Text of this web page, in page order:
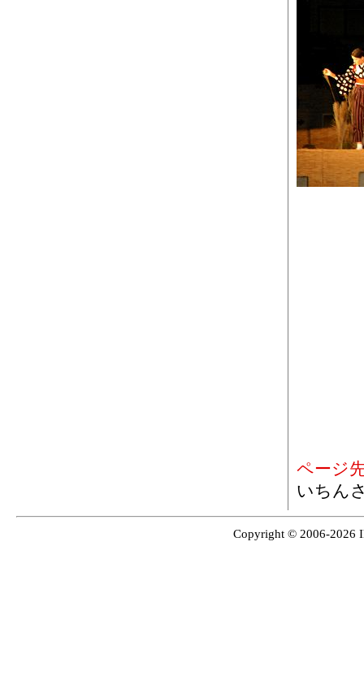
ページ
いちん
Copyright © 2006-2026